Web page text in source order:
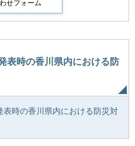
表時の香川県内における防
表時の香川県内における防災対